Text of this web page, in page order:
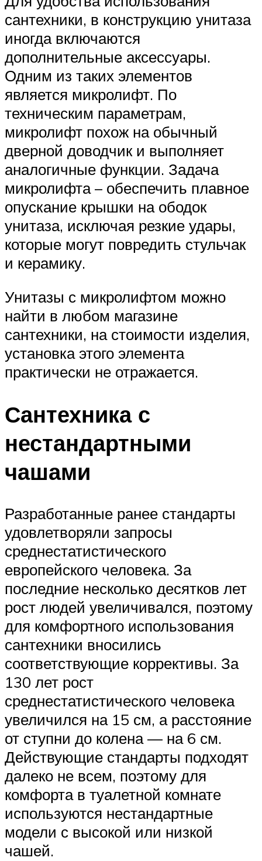
сантехники, в конструкцию унитаза
иногда включаются
дополнительные аксессуары.
Одним из таких элементов
является микролифт. По
техническим параметрам,
микролифт похож на обычный
дверной доводчик и выполняет
аналогичные функции. Задача
микролифта – обеспечить плавное
опускание крышки на ободок
унитаза, исключая резкие удары,
которые могут повредить стульчак
и керамику.
Унитазы с микролифтом можно
найти в любом магазине
сантехники, на стоимости изделия,
установка этого элемента
практически не отражается.
Сантехника с
нестандартными
чашами
Разработанные ранее стандарты
удовлетворяли запросы
среднестатистического
европейского человека. За
последние несколько десятков лет
рост людей увеличивался, поэтому
для комфортного использования
сантехники вносились
соответствующие коррективы. За
130 лет рост
среднестатистического человека
увеличился на 15 см, а расстояние
от ступни до колена — на 6 см.
Действующие стандарты подходят
далеко не всем, поэтому для
комфорта в туалетной комнате
используются нестандартные
модели с высокой или низкой
чашей.